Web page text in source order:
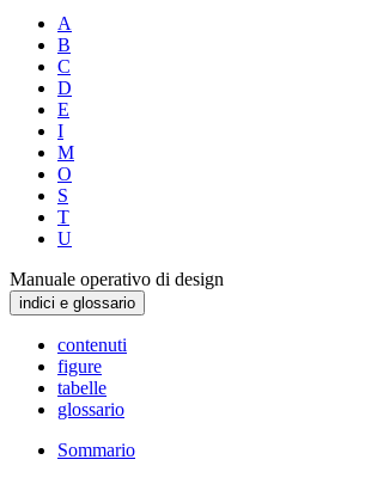
A
B
C
D
E
I
M
O
S
T
U
Manuale operativo di design
indici e glossario
contenuti
figure
tabelle
glossario
Sommario